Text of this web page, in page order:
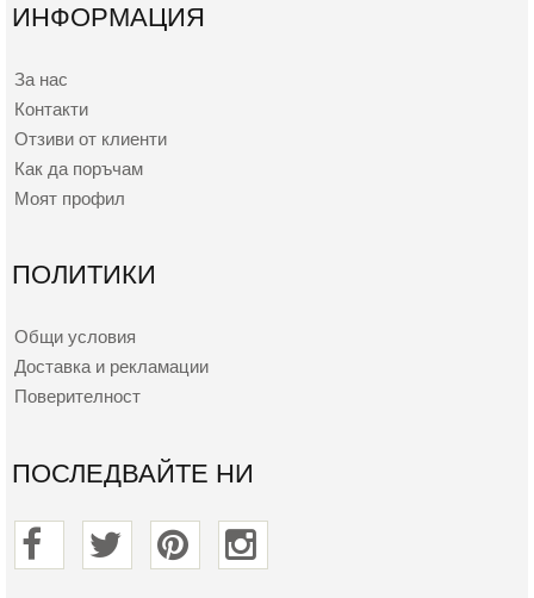
ИНФОРМАЦИЯ
За нас
Контакти
Отзиви от клиенти
Как да поръчам
Моят профил
ПОЛИТИКИ
Общи условия
Доставка и рекламации
Поверителност
ПОСЛЕДВАЙТЕ НИ